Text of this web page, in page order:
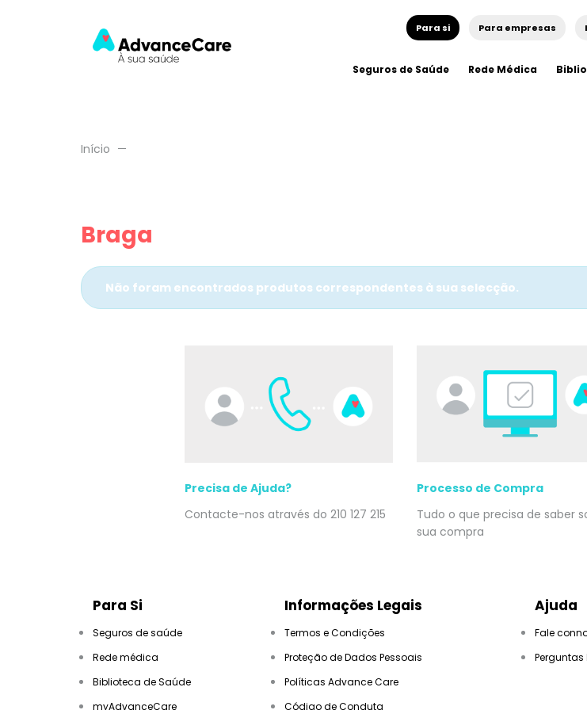
Para si Para empresas
Seguros de Saúde Rede Médica
Início
Braga
Não foram encontrados produtos correspondentes à sua selecção.
Precisa de Ajuda?
Contacte-nos através do 210 127 215
Processo de Compra
Tudo o que precisa de saber
sua compra
Para Si
Seguros de saúde
Rede médica
Biblioteca de Saúde
myAdvanceCare
Informações Legais
Termos e Condições
Proteção de Dados Pessoais
Políticas Advance Care
Código de Conduta
Ajuda
Fale
Perguntas